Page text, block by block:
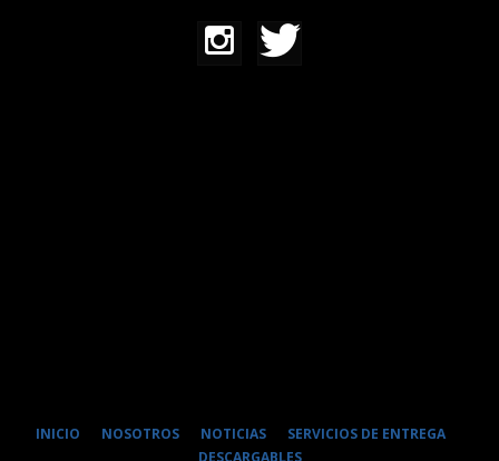
INICIO NOSOTROS NOTICIAS
SERVICIOS DE ENTREGA